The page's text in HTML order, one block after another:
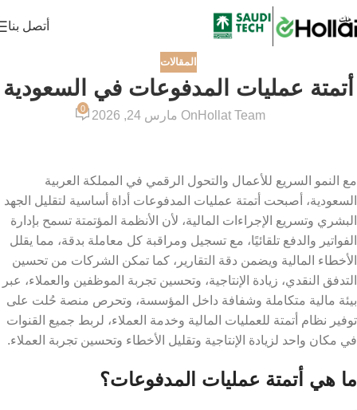
أتصل بنا
المقالات
أتمتة عمليات المدفوعات في السعودية
Hollat Team On مارس 24, 2026
0
مع النمو السريع للأعمال والتحول الرقمي في المملكة العربية
السعودية، أصبحت أتمتة عمليات المدفوعات أداة أساسية لتقليل الجهد
البشري وتسريع الإجراءات المالية، لأن الأنظمة المؤتمتة تسمح بإدارة
الفواتير والدفع تلقائيًا، مع تسجيل ومراقبة كل معاملة بدقة، مما يقلل
الأخطاء المالية ويضمن دقة التقارير، كما تمكن الشركات من تحسين
التدفق النقدي، زيادة الإنتاجية، وتحسين تجربة الموظفين والعملاء، عبر
بيئة مالية متكاملة وشفافة داخل المؤسسة، وتحرص منصة حُلت على
توفير نظام أتمتة للعمليات المالية وخدمة العملاء، لربط جميع القنوات
في مكان واحد لزيادة الإنتاجية وتقليل الأخطاء وتحسين تجربة العملاء.
ما هي أتمتة عمليات المدفوعات؟